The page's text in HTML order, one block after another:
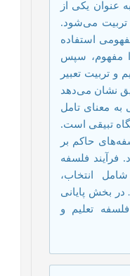
عنوان یکی از
می‌شود.
استفاده
مفهوم، سپس
و تربیت تعبیر
نشان می‌دهد
معنای تامل
تبیقی است.
حاکم بر
فرآیند فلسفه
انتخاب،
. در بخش پایانی
تعلیم و